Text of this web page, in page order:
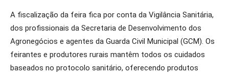
A fiscalização da feira fica por conta da Vigilância Sanitária,
dos profissionais da Secretaria de Desenvolvimento dos
Agronegócios e agentes da Guarda Civil Municipal (GCM). Os
feirantes e produtores rurais mantêm todos os cuidados
baseados no protocolo sanitário, oferecendo produtos